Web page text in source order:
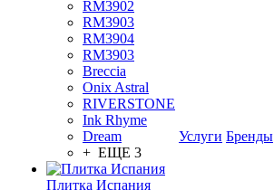
RM3902
RM3903
RM3904
RM3903
Breccia
Onix Astral
RIVERSTONE
Ink Rhyme
Dream
+ ЕЩЕ 3
Плитка Испания
Услуги Бренды